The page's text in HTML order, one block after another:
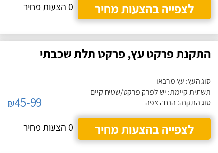
לצפייה בהצעות מחיר 0 הצעות מחיר
התקנת פרקט עץ, פרקט תלת שכבתי
סוג העץ: עץ מרבאו
תשתית קיימת: יש לפרק פרקט/שטיח קיים
סוג התקנה: הנחה צפה
₪45-99
לצפייה בהצעות מחיר
0 הצעות מחיר